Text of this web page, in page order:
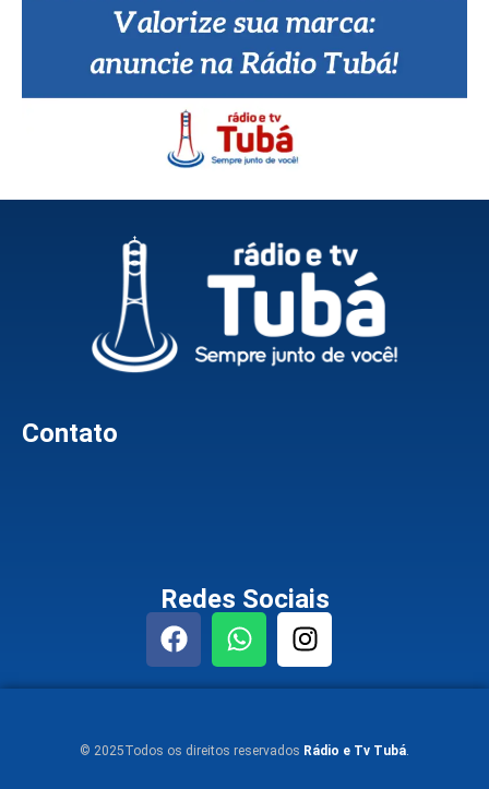
Contato
Redes Sociais
© 2025Todos os direitos reservados Rádio e Tv Tubá.